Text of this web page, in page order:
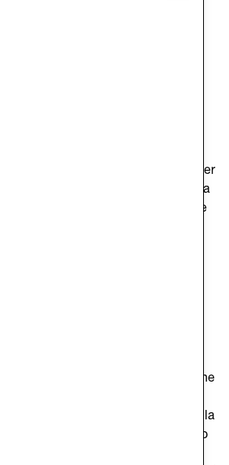
(Codice Sede 204675 OLP
posto)
posti, (in convenzione con il
sia a persone che a famiglie,
(prevalentemente residenti).
accompagnamenti delle persone per
presso gli uffici pubblici, iscrizioni a
estivi, ottenimenti di esenzioni e
“Giorgia Monti”
(Codice Sede 204678 OLP
l ’anno per due volte al giorno,
usufruire del refettorio coloro che
Centro
oppure dal Comune di Trieste e dalla
consumati in loco. Il refettorio
provenienti dai progetti di